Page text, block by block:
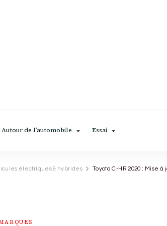
Autour de l’automobile Essai
électriques & hybrides Toyota C-HR 2020 : Mise à